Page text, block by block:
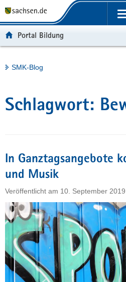
t
e
r
i
e
n
d
e
N
a
v
i
g
u
h
a
e
v
e
Portalübergreifende
Portal Bildung
Hauptinhalt
SMK-Blog
Schlagwort:
In Ganztagsangebote
und Musik
Veröffentlicht am 10. September 2019